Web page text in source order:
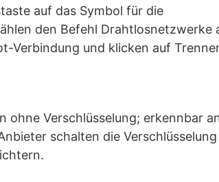
auf das Symbol für die
den Befehl Drahtlosnetzwerke
Verbindung und klicken auf
Verschlüsselung; erkennbar
schalten die Verschlüsselung